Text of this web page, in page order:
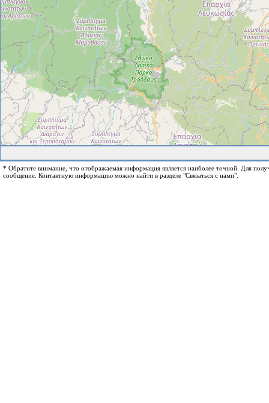
* Обратите внимание, что отображаемая информация является наиболее точной. Для
сообщение. Контактную информацию можно найти в разделе "Связаться с нами".